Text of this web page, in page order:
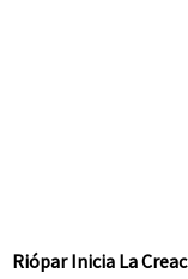
Riópar Inicia La